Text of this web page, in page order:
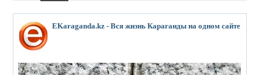
EKaraganda.kz - Вся жизнь Караганды на одном сайте